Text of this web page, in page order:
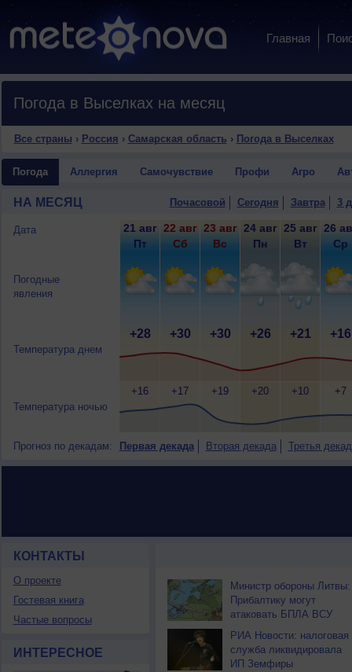
Главная
Погода в Выселках на месяц
Все страны › Россия › Самарская область › Погода в Выселках
Погода Аллергия Самочувствие Профи Агро
НА МЕСЯЦ Почасовой Сегодня Завтра 3
Дата
Погодные
явления
Температура днем
Температура ночью
21 авг
Пт
+28
+16
22 авг
Сб
+30
+17
23 авг
Вс
+30
+19
24 авг
Пн
+26
+20
25 авг
Вт
+21
+10
26
Ср
+16
+7
Прогноз по декадам: Первая декада Вторая декада Третья
КОНТАКТЫ
О проекте
Гостевая книга
Частые вопросы
ИНТЕРЕСНОЕ
НОВОСТИ ПАРТНЕРОВ
Министр обороны Литвы:
Прибалтику могут
атаковать БПЛА ВСУ
РИА Новости: налоговая
служба ликвидировала
ИП Земфиры